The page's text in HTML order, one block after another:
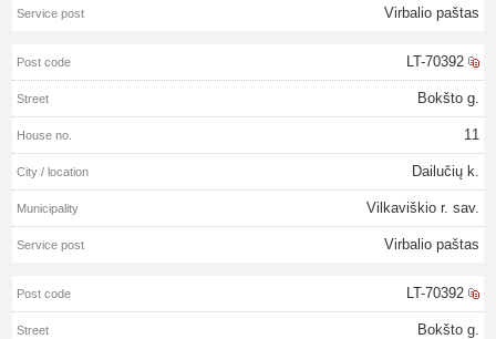
Virbalio paštas
LT-70392
Bokšto g.
11
Dailučių k.
Vilkaviškio r. sav.
Virbalio paštas
LT-70392
Bokšto g.